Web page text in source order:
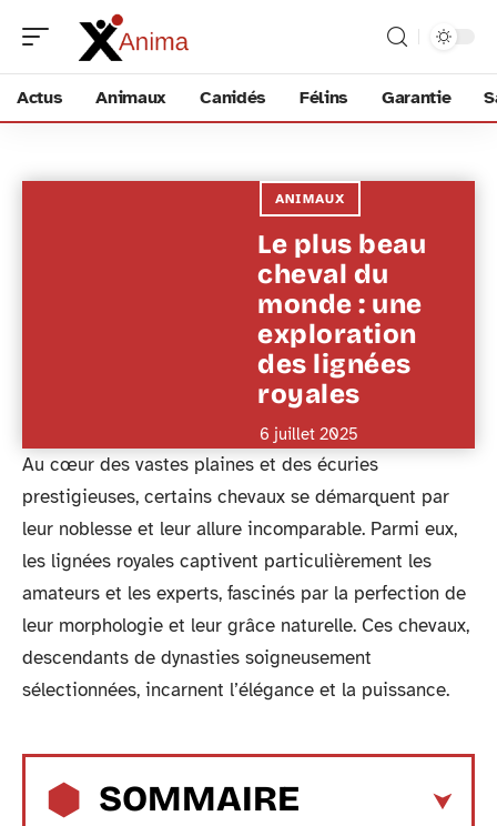
Actus Animaux Canidés Félins Garantie
ANIMAUX
Le plus beau
cheval du
monde : une
exploration
des lignées
royales
6 juillet 2025
Au cœur des vastes plaines et des écuries
prestigieuses, certains chevaux se démarquent par
leur noblesse et leur allure incomparable. Parmi eux,
les lignées royales captivent particulièrement les
amateurs et les experts, fascinés par la perfection de
leur morphologie et leur grâce naturelle. Ces chevaux,
descendants de dynasties soigneusement
sélectionnées, incarnent l’élégance et la puissance.
SOMMAIRE